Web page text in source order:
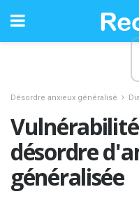
Désordre anxieux généralisé
désordre
généralisée